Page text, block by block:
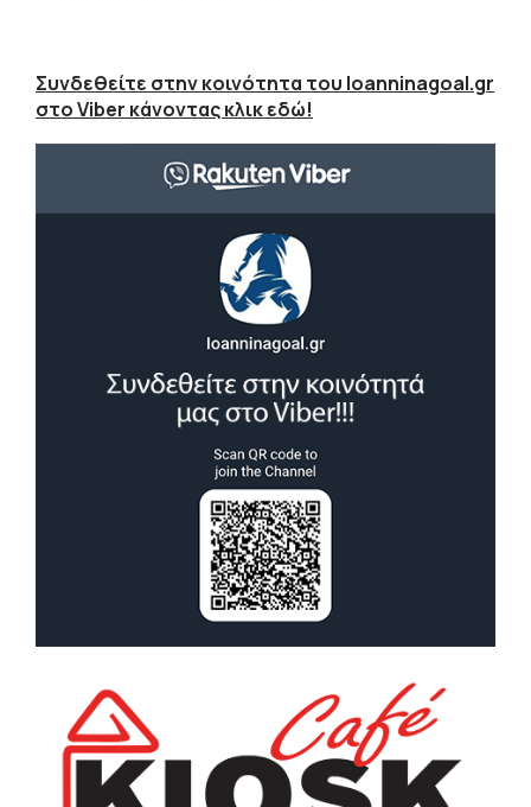
Συνδεθείτε στην κοινότητα του Ioanninagoal.gr
στο Viber κάνοντας κλικ εδώ!